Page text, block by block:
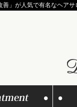
」が人気で有名なヘア